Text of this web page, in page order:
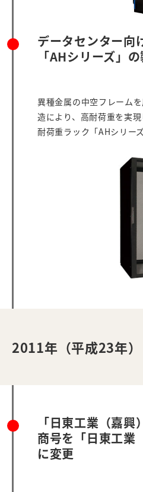
データセンター向
「AHシリーズ」
異種金属の中空フレーム
造により、高耐荷重を実
耐荷重ラック「AHシリー
2011年（平成23年）
「日東工業（嘉
商号を「日東工業
に変更